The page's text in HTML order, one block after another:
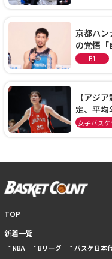
京都ハン
の覚悟
に、京都
B1
【アジ
定、平
本開催の
女子バスケ
TOP
新着一覧
NBA Bリーグ バスケ日本